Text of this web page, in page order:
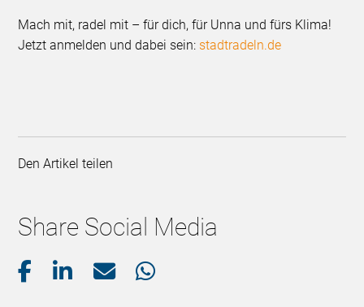
Mach mit, radel mit – für dich, für Unna und fürs Klima!
Jetzt anmelden und dabei sein: stadtradeln.de
Den Artikel teilen
Share Social Media